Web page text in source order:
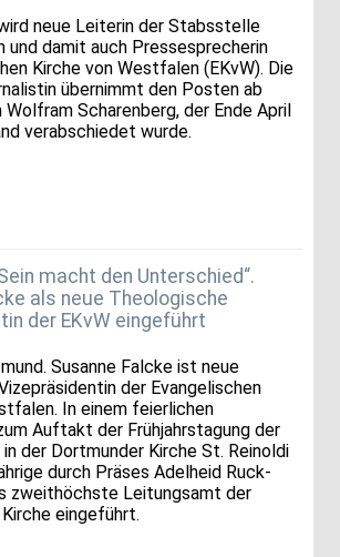
neue Leiterin der Stabsstelle
und damit auch Pressesprecherin
Kirche von Westfalen (EKvW). Die
übernimmt den Posten ab
Scharenberg, der Ende April
verabschiedet wurde.
macht den Unterschied“.
als neue Theologische
der EKvW eingeführt
Susanne Falcke ist neue
der Evangelischen
In einem feierlichen
Auftakt der Frühjahrstagung der
in der Dortmunder Kirche St. Reinoldi
durch Präses Adelheid Ruck-
zweithöchste Leitungsamt der
eingeführt.